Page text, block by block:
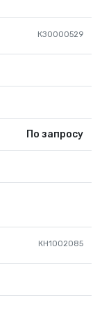
КЗ0000529
По запросу
КН1002085